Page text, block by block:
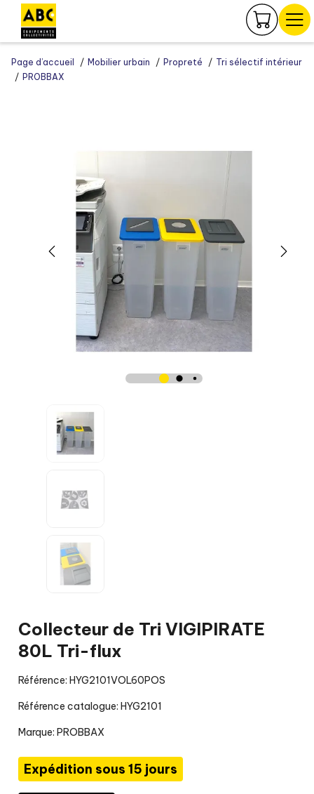
Page d’accueil Mobilier urbain Propreté
Tri sélectif intérieur
PROBBAX
Collecteur de Tri VIGIPIRATE
80L Tri-flux
Référence: HYG2101VOL60POS
Référence catalogue: HYG2101
Marque: PROBBAX
Expédition sous 15 jours
Panneau de gestion des cookies